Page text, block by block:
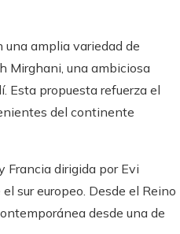
amplia variedad de
Mirghani, una ambiciosa
Esta propuesta refuerza el
del continente
Francia dirigida por Evi
sur europeo. Desde el Reino
desde una de